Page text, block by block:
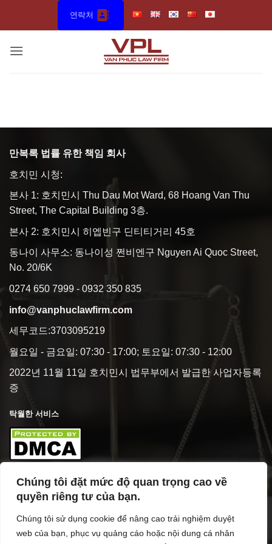
Chúng tôi đặt mức độ quan trọng cao về
quyền riêng tư của bạn.
Chúng tôi sử dụng cookie để nâng cao trải nghiệm duyệt
web của bạn, phục vụ quảng cáo hoặc nội dung cá nhân
연락처
만복록 법률 유한 책임 회사
호치민 시청:
본사 1: 호치민시 Thu Dau Mot Ward, 68 Hoang Van Thu
Street, The Capital Building 3층.
본사 2: 호치민시 히엡빈구 딘티티거리 45호
동나이 사무소: 동나이성 쩐비엔구 Nguyen Ai Quoc Street,
No. 20/6K
0274 650 7999 - 0932 350 835
info@vanphuclawfirm.com
세무코드:3703095219
월요일 - 금요일: 07:30 - 17:00; 토요일: 07:30 - 12:00
2022년 11월 11일 호치민시 법무부에서 발급한 사업자등록
증
탁월한 서비스
사업 개요